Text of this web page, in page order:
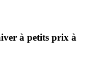
à petits prix à